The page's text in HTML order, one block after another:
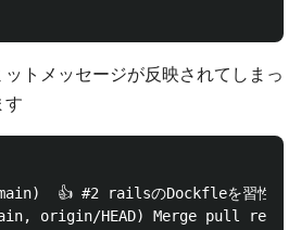
トメッセージが反映されてしまっ
す
👍 #2 railsのDockfleを習性